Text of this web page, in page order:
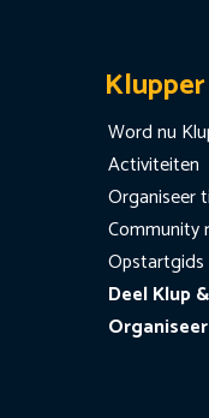
Klupper
Word nu
Activiteiten
Organiseer
Community
Opstartgids
Deel Klup